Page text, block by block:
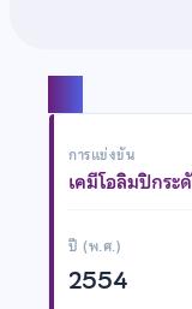
การแข่งขัน
เคมีโอลิมปิกระ
ปี (พ.ศ.)
2554